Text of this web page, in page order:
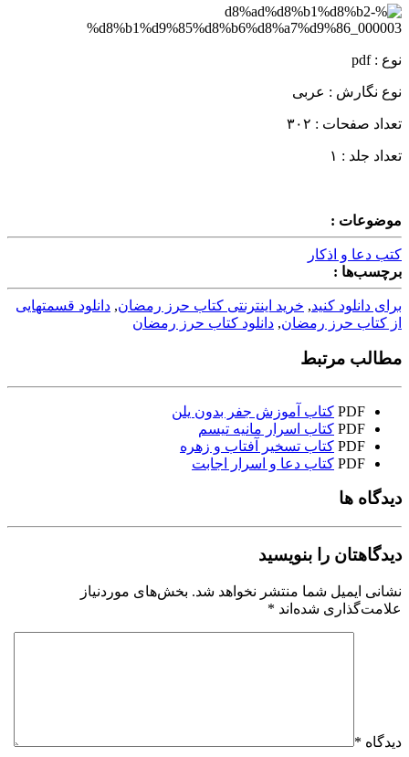
نوع : pdf
نوع نگارش : عربی
تعداد صفحات : ۳۰۲
تعداد جلد : ۱
موضوعات :
کتب دعا و اذکار
برچسب‌ها :
برای دانلود کنید, خرید اینترنتی کتاب حرز رمضان, دانلود قسمتهایی
از کتاب حرز رمضان, دانلود کتاب حرز رمضان
مطالب مرتبط
PDF کتاب آموزش جفر بدون یلن
PDF کتاب اسرار مانیه تیسم
PDF کتاب تسخیر آفتاب و زهره
PDF کتاب دعا و اسرار اجابت
دیدگاه ها
دیدگاهتان را بنویسید
نشانی ایمیل شما منتشر نخواهد شد. بخش‌های موردنیاز
علامت‌گذاری شده‌اند *
دیدگاه *